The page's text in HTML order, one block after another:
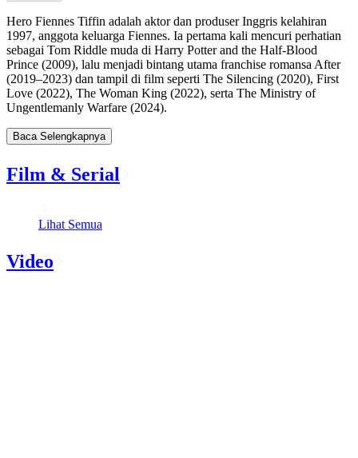
Hero Fiennes Tiffin adalah aktor dan produser Inggris kelahiran
1997, anggota keluarga Fiennes. Ia pertama kali mencuri perhatian
sebagai Tom Riddle muda di Harry Potter and the Half-Blood
Prince (2009), lalu menjadi bintang utama franchise romansa After
(2019–2023) dan tampil di film seperti The Silencing (2020), First
Love (2022), The Woman King (2022), serta The Ministry of
Ungentlemanly Warfare (2024).
Baca Selengkapnya
Film & Serial
Lihat Semua
Video